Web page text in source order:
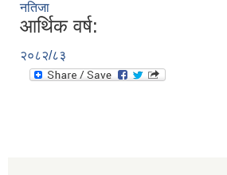
नतिजा
आर्थिक वर्ष:
२०८२/८३